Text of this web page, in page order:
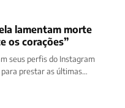
lamentam morte
os corações”
seus perfis do Instagram
prestar as últimas